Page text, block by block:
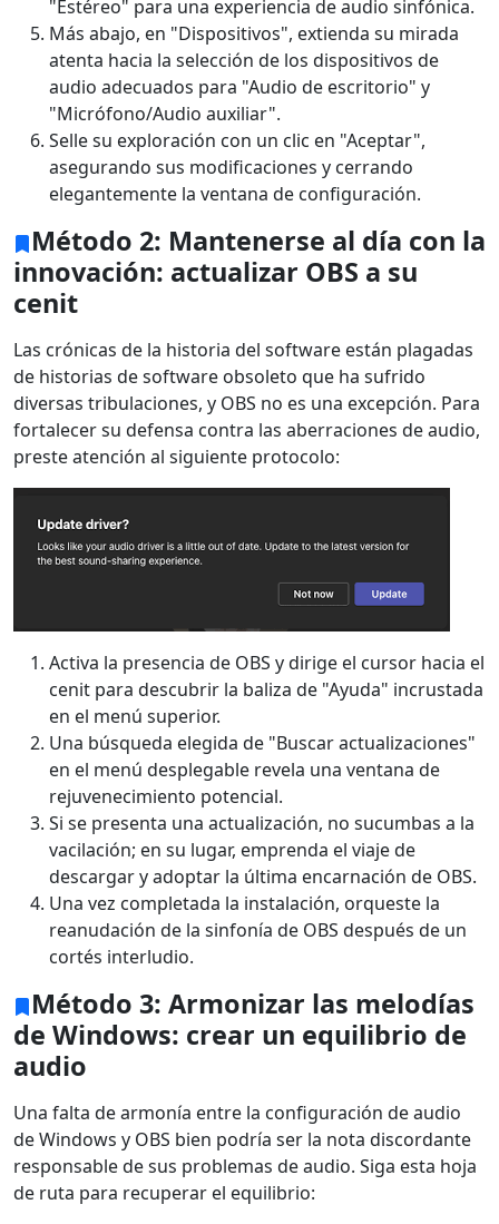
"Estéreo" para una experiencia de audio sinfónica.
Más abajo, en "Dispositivos", extienda su mirada
atenta hacia la selección de los dispositivos de
audio adecuados para "Audio de escritorio" y
"Micrófono/Audio auxiliar".
Selle su exploración con un clic en "Aceptar",
asegurando sus modificaciones y cerrando
elegantemente la ventana de configuración.
Método 2: Mantenerse al día con la
innovación: actualizar OBS a su
cenit
Las crónicas de la historia del software están plagadas
de historias de software obsoleto que ha sufrido
diversas tribulaciones, y OBS no es una excepción. Para
fortalecer su defensa contra las aberraciones de audio,
preste atención al siguiente protocolo:
Activa la presencia de OBS y dirige el cursor hacia el
cenit para descubrir la baliza de "Ayuda" incrustada
en el menú superior.
Una búsqueda elegida de "Buscar actualizaciones"
en el menú desplegable revela una ventana de
rejuvenecimiento potencial.
Si se presenta una actualización, no sucumbas a la
vacilación; en su lugar, emprenda el viaje de
descargar y adoptar la última encarnación de OBS.
Una vez completada la instalación, orqueste la
reanudación de la sinfonía de OBS después de un
cortés interludio.
Método 3: Armonizar las melodías
de Windows: crear un equilibrio de
audio
Una falta de armonía entre la configuración de audio
de Windows y OBS bien podría ser la nota discordante
responsable de sus problemas de audio. Siga esta hoja
de ruta para recuperar el equilibrio: